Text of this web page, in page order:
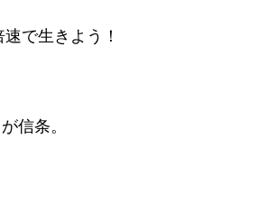
で生きよう！
信条。